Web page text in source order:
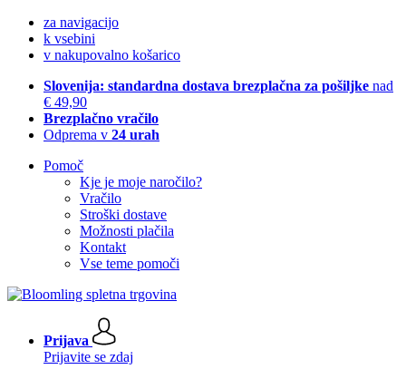
za navigacijo
k vsebini
v nakupovalno košarico
Slovenija: standardna dostava brezplačna za pošiljke nad
€ 49,90
Brezplačno vračilo
Odprema v 24 urah
Pomoč
Kje je moje naročilo?
Vračilo
Stroški dostave
Možnosti plačila
Kontakt
Vse teme pomoči
Prijava
Prijavite se zdaj